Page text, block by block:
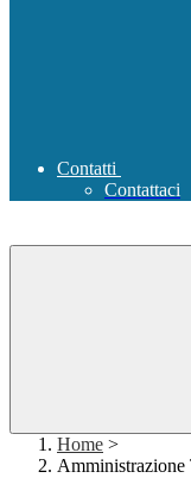
Contatti
Contattaci
Home >
Amministrazione